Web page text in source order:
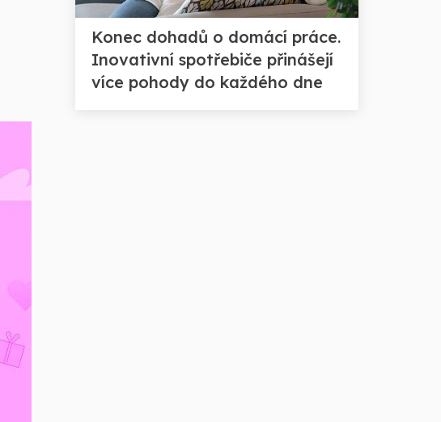
Konec dohadů o domácí práce.
Inovativní spotřebiče přinášejí
více pohody do každého dne